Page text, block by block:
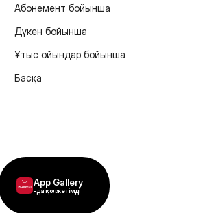
Абонемент бойынша
Дүкен бойынша
Ұтыс ойындар бойынша
Басқа
App Gallery
-да қолжетімді